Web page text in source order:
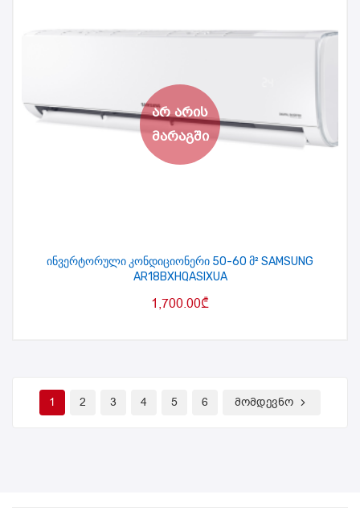
ინვერტორული კონდიციონერი 50-60 მ² SAMSUNG
AR18BXHQASIXUA
1,700.00₾
1 2 3 4 5 6 მომდევნო